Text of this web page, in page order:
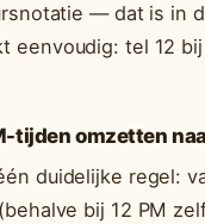
— dat is in
eenvoudig: tel 12
tijden omzetten
duidelijke regel:
bij 12 PM